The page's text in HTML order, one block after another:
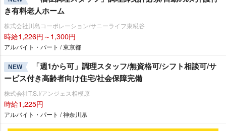
き有料老人ホーム
株式会社川島コーポレーション/サニーライフ東糀谷
時給1,226円～1,300円
アルバイト・パート / 東京都
NEW
「週1から可」調理スタッフ/無資格可/シフト相談可/サ
ービス付き高齢者向け住宅/社会保障完備
株式会社T.S.I/アンジェス相模原
時給1,225円
アルバイト・パート / 神奈川県